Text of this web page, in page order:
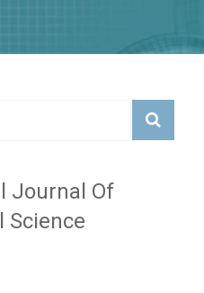
Journal Of
Science